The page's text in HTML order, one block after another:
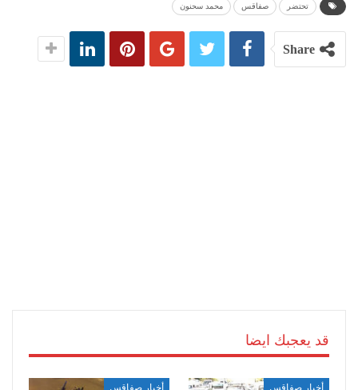
تحتضر صفاقس محمد سحنون
Share
قد يعجبك ايضا
أخبار صفاقس أخبار صفاقس